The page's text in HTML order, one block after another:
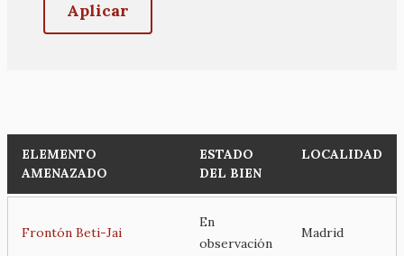
ELEMENTO
AMENAZADO
ESTADO
DEL BIEN
LOCALIDAD
Frontón Beti-Jai
En
observación
Madrid